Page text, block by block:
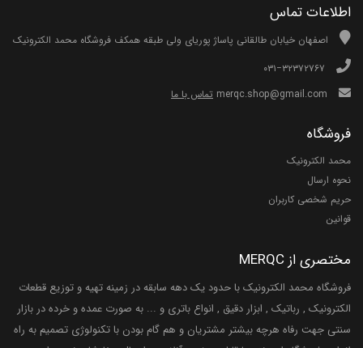
اطلاعات تماس
اصفهان خیابان طالقانی پاساژ پوریای ولی طبقه همکف فروشگاه محمد الکترونیک
تماس با ما
فروشگاه
محمد الکترونیک
نحوه ارسال
حریم شخصی کاربران
قوانین
مختصری از MERQC
فروشگاه محمد الکترونیک با حدود یک دهه سابقه در زمینه تهیه و توزیع قطعات
الکترونیک , رباتیک , ابزار دقیق , انواع باتری و ... به صورت عمده و خرده در بازار
سنتی جهت رفاه هرچه بیشتر مشتریان و هم گام بودن با تکنولوژی تصمیم به راه